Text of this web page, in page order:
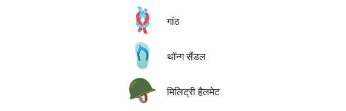
🪢 गांठ
🩴 थॉन्ग सैंडल
🪖 मिलिट्री हैलमेट